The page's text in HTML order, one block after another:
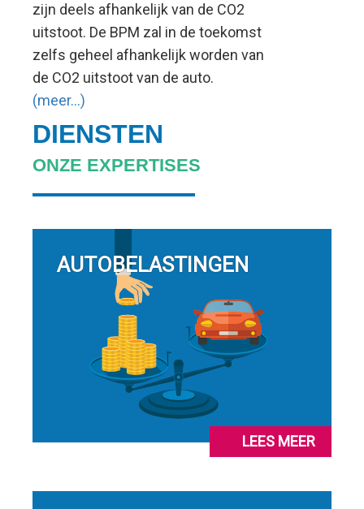
zijn deels afhankelijk van de CO2
uitstoot. De BPM zal in de toekomst
zelfs geheel afhankelijk worden van
de CO2 uitstoot van de auto.
(meer…)
DIENSTEN
ONZE EXPERTISES
AUTOBELASTINGEN
LEES MEER